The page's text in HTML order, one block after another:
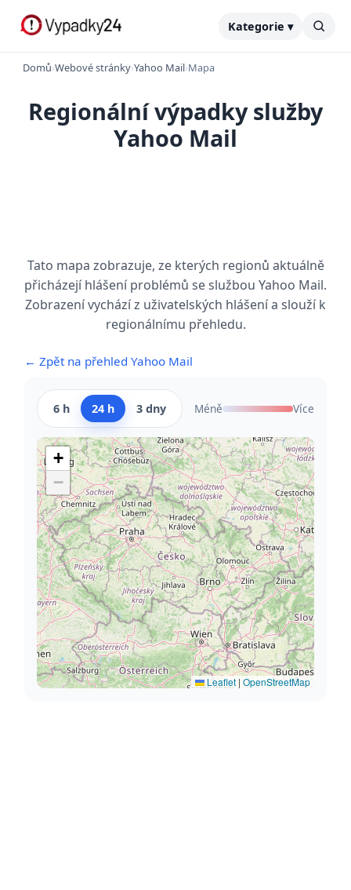
Kategorie ▾
Domů›Webové stránky›Yahoo Mail›Mapa
Regionální výpadky služby
Yahoo Mail
Tato mapa zobrazuje, ze kterých regionů aktuálně
přicházejí hlášení problémů se službou Yahoo Mail.
Zobrazení vychází z uživatelských hlášení a slouží k
regionálnímu přehledu.
← Zpět na přehled Yahoo Mail
6 h 24 h 3 dny Méně Více
+
−
Leaflet | OpenStreetMap